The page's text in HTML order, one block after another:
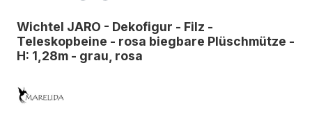
Wichtel JARO - Dekofigur - Filz -
Teleskopbeine - rosa biegbare Plüschmütze -
H: 1,28m - grau, rosa